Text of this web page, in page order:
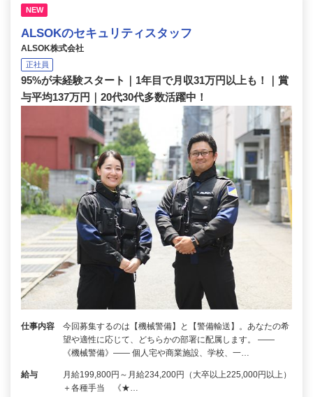
NEW
ALSOKのセキュリティスタッフ
ALSOK株式会社
正社員
95%が未経験スタート｜1年目で月収31万円以上も！｜賞
与平均137万円｜20代30代多数活躍中！
仕事内容
今回募集するのは【機械警備】と【警備輸送】。あなたの希
望や適性に応じて、どちらかの部署に配属します。 ――
《機械警備》―― 個人宅や商業施設、学校、一…
給与
月給199,800円～月給234,200円（大卒以上225,000円以上）
＋各種手当 《★…